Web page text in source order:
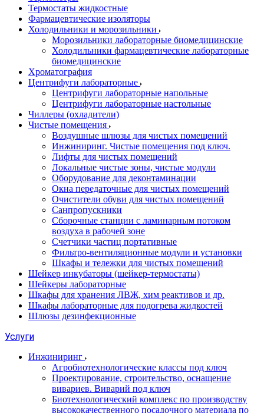
Термостаты жидкостные
Фармацевтические изоляторы
Холодильники и морозильники
Морозильники лабораторные биомедицинские
Холодильники фармацевтические лабораторные
биомедицинские
Хроматография
Центрифуги лабораторные
Центрифуги лабораторные напольные
Центрифуги лабораторные настольные
Чиллеры (охладители)
Чистые помещения
Воздушные шлюзы для чистых помещений
Инжиниринг. Чистые помещения под ключ.
Лифты для чистых помещений
Локальные чистые зоны, чистые модули
Оборудование для деконтаминации
Окна передаточные для чистых помещений
Очистители обуви для чистых помещений
Санпропускники
Сборочные станции с ламинарным потоком
воздуха в рабочей зоне
Счетчики частиц портативные
Фильтро-вентиляционные модули и установки
Шкафы и тележки для чистых помещений
Шейкер инкубаторы (шейкер-термостаты)
Шейкеры лабораторные
Шкафы для хранения ЛВЖ, хим реактивов и др.
Шкафы лабораторные для подогрева жидкостей
Шлюзы дезинфекционные
Услуги
Инжиниринг
Агробиотехнологические классы под ключ
Проектирование, строительство, оснащение
вивариев. Виварий под ключ
Биотехнологический комплекс по производству
высококачественного посадочного материала по